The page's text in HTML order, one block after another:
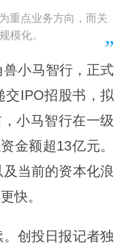
重点业务方向，而关
模化。
小马智行，正式
交IPO招股书，拟
小马智行在一级
金额超13亿元。
当前的资本化浪
快。
创投日报记者独